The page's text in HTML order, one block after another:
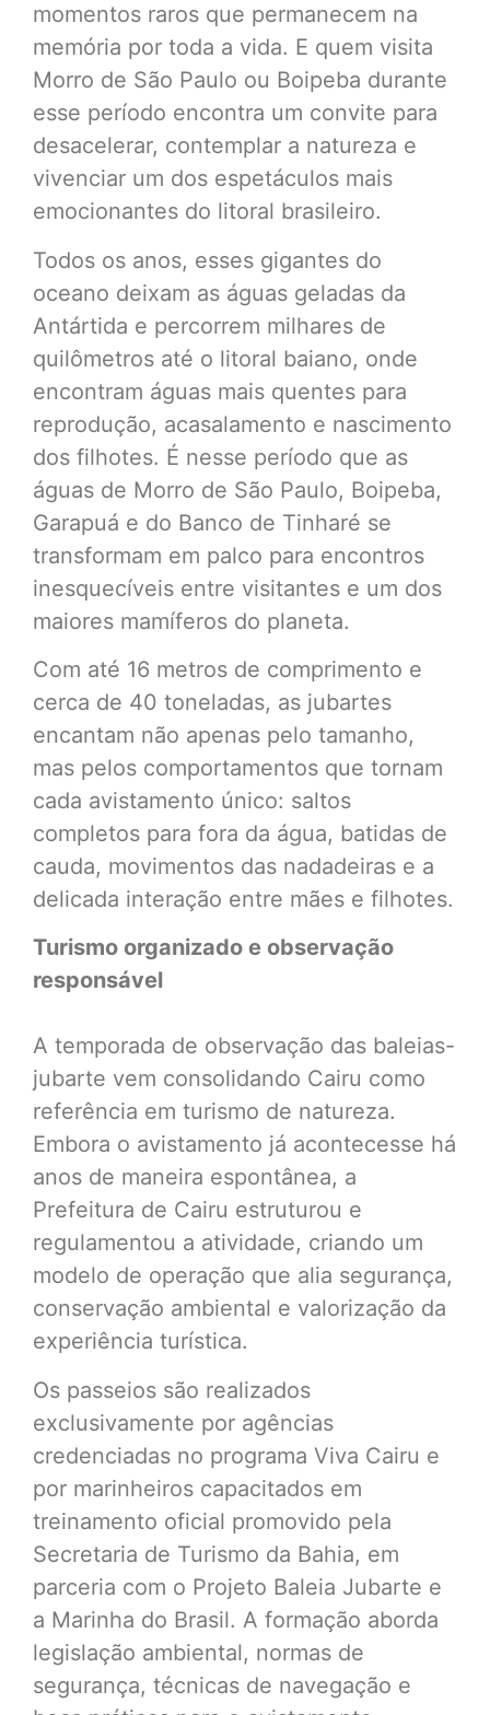
momentos raros que permanecem na
memória por toda a vida. E quem visita
Morro de São Paulo ou Boipeba durante
esse período encontra um convite para
desacelerar, contemplar a natureza e
vivenciar um dos espetáculos mais
emocionantes do litoral brasileiro.
Todos os anos, esses gigantes do
oceano deixam as águas geladas da
Antártida e percorrem milhares de
quilômetros até o litoral baiano, onde
encontram águas mais quentes para
reprodução, acasalamento e nascimento
dos filhotes. É nesse período que as
águas de Morro de São Paulo, Boipeba,
Garapuá e do Banco de Tinharé se
transformam em palco para encontros
inesquecíveis entre visitantes e um dos
maiores mamíferos do planeta.
Com até 16 metros de comprimento e
cerca de 40 toneladas, as jubartes
encantam não apenas pelo tamanho,
mas pelos comportamentos que tornam
cada avistamento único: saltos
completos para fora da água, batidas de
cauda, movimentos das nadadeiras e a
delicada interação entre mães e filhotes.
Turismo organizado e observação
responsável
A temporada de observação das baleias-
jubarte vem consolidando Cairu como
referência em turismo de natureza.
Embora o avistamento já acontecesse há
anos de maneira espontânea, a
Prefeitura de Cairu estruturou e
regulamentou a atividade, criando um
modelo de operação que alia segurança,
conservação ambiental e valorização da
experiência turística.
Os passeios são realizados
exclusivamente por agências
credenciadas no programa Viva Cairu e
por marinheiros capacitados em
treinamento oficial promovido pela
Secretaria de Turismo da Bahia, em
parceria com o Projeto Baleia Jubarte e
a Marinha do Brasil. A formação aborda
legislação ambiental, normas de
segurança, técnicas de navegação e